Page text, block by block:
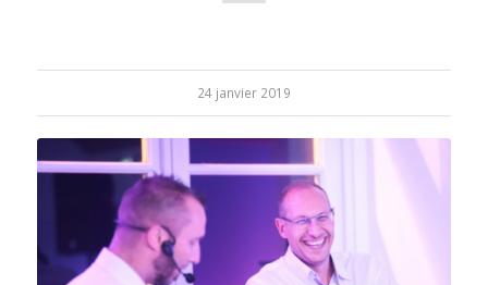
24 janvier 2019